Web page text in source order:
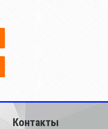
Контакты